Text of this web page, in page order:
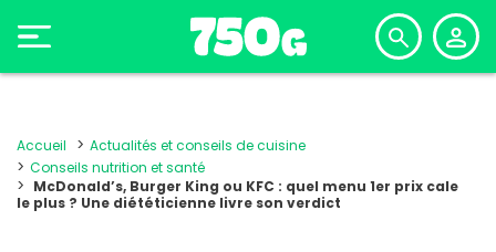
Accueil
Actualités et conseils de cuisine
Conseils nutrition et santé
McDonald’s, Burger King ou KFC : quel menu 1er prix cale
le plus ? Une diététicienne livre son verdict